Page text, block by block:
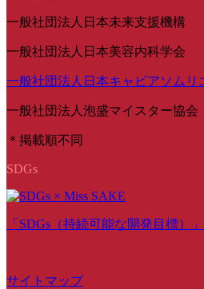
一般社団法人日本未来支援機構
一般社団法人日本美容内科学会
一般社団法人日本キャビアソムリ
一般社団法人泡盛マイスター協会
＊掲載順不同
SDGs
「SDGs（持続可能な開発目標）
サイトマップ